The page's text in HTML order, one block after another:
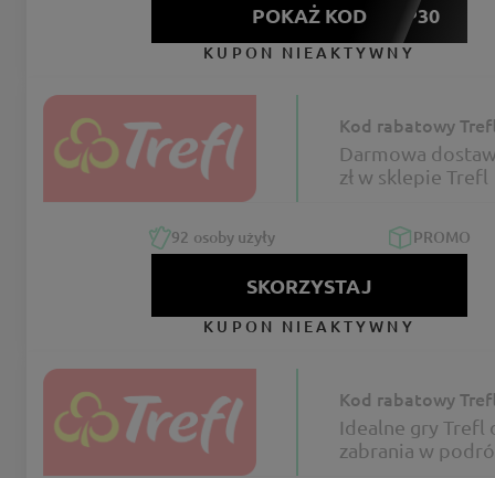
POKAŻ KOD FP30
KUPON NIEAKTYWNY
Kod rabatowy
Darmowa
zł w sklepie Trefl
92 osoby użyły PROMO
SKORZYSTAJ
KUPON NIEAKTYWNY
Kod rabatowy
Idealne gry Trefl
zabrania w